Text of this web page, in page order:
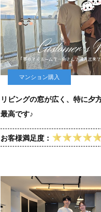
マンション購入
リビングの窓が広く、特に夕
最高です♪
お客様満足度：